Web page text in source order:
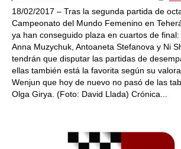
18/02/2017 – Tras la segunda partida de
Campeonato del Mundo Femenino en
ya han conseguido plaza en cuartos de final:
Anna Muzychuk, Antoaneta Stefanova y Ni
tendrán que disputar las partidas de
ellas también está la favorita según su
Wenjun que hoy de nuevo no pasó de las
Olga Girya. (Foto: David Llada) Crónica...